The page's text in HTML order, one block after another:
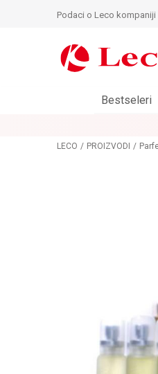
Podaci o Leco kompaniji
Bestseleri
LECO PROIZVODI